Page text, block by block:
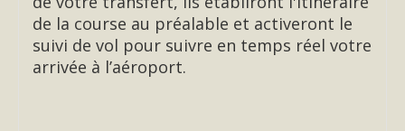
de la course au préalable et activeront le
suivi de vol pour suivre en temps réel votre
arrivée à l’aéroport.